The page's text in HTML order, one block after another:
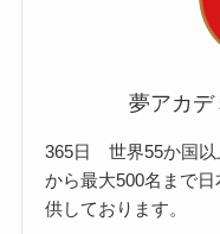
夢アカデ
365日 世界55か国以
から最大500名まで
供しております。